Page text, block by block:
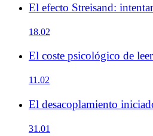
El efecto Streisand:
18.02
El coste psicológico de
11.02
El desacoplamiento
31.01